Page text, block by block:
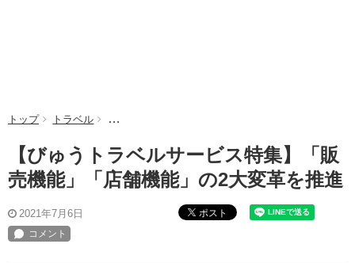
トップ トラベル 【びゅうトラベルサービス特集】「販売機能」「店
【びゅうトラベルサービス特集】「販
売機能」「店舗機能」の2大変革を推進
2021年7月6日 ポスト